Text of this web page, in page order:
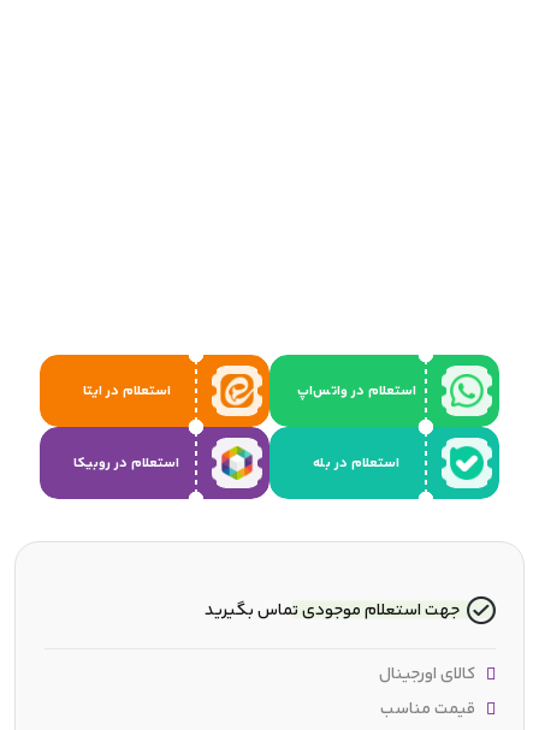
استعلام در واتس‌اپ استعلام در ایتا
استعلام در بله استعلام در روبیکا
جهت استعلام موجودی تماس بگیرید
کالای اورجینال
قیمت مناسب